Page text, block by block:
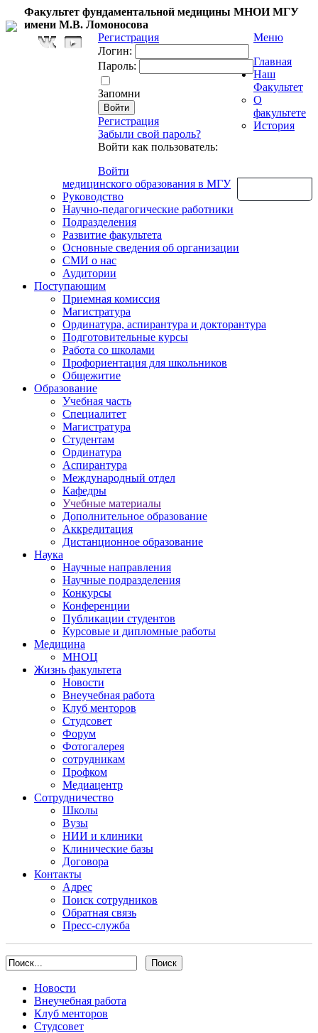
Факультет фундаментальной медицины МНОИ МГУ
имени М.В. Ломоносова
Регистрация
Логин:
Пароль:
Запомни
Регистрация
Забыли свой пароль?
Войти как пользователь:
Войти
Меню
Главная
Наш
Факультет
О
факультете
История
медицинского образования в МГУ
Руководство
Научно-педагогические работники
Подразделения
Развитие факультета
Основные сведения об организации
СМИ о нас
Аудитории
Поступающим
Приемная комиссия
Магистратура
Ординатура, аспирантура и докторантура
Подготовительные курсы
Работа со школами
Профориентация для школьников
Общежитие
Образование
Учебная часть
Специалитет
Магистратура
Студентам
Ординатура
Аспирантура
Международный отдел
Кафедры
Учебные материалы
Дополнительное образование
Аккредитация
Дистанционное образование
Наука
Научные направления
Научные подразделения
Конкурсы
Конференции
Публикации студентов
Курсовые и дипломные работы
Медицина
МНОЦ
Жизнь факультета
Новости
Внеучебная работа
Клуб менторов
Студсовет
Форум
Фотогалерея
сотрудникам
Профком
Медиацентр
Сотрудничество
Школы
Вузы
НИИ и клиники
Клинические базы
Договора
Контакты
Адрес
Поиск сотрудников
Обратная связь
Пресс-служба
Новости
Внеучебная работа
Клуб менторов
Студсовет